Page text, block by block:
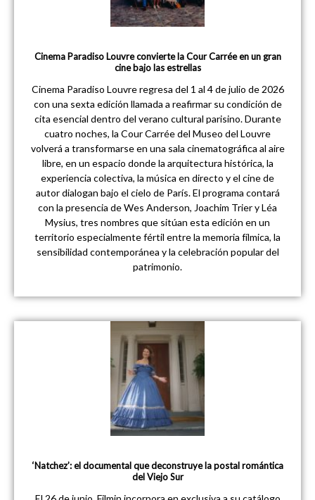
Cinema Paradiso Louvre convierte la Cour Carrée en un gran
cine bajo las estrellas
Cinema Paradiso Louvre regresa del 1 al 4 de julio de 2026
con una sexta edición llamada a reafirmar su condición de
cita esencial dentro del verano cultural parisino. Durante
cuatro noches, la Cour Carrée del Museo del Louvre
volverá a transformarse en una sala cinematográfica al aire
libre, en un espacio donde la arquitectura histórica, la
experiencia colectiva, la música en directo y el cine de
autor dialogan bajo el cielo de París. El programa contará
con la presencia de Wes Anderson, Joachim Trier y Léa
Mysius, tres nombres que sitúan esta edición en un
territorio especialmente fértil entre la memoria fílmica, la
sensibilidad contemporánea y la celebración popular del
patrimonio.
‘Natchez’: el documental que deconstruye la postal romántica
del Viejo Sur